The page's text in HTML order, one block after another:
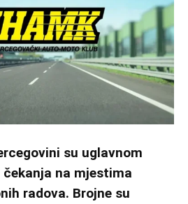
su uglavnom
na mjestima
radova. Brojne su